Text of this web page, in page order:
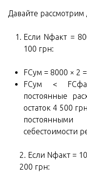
Давайте рассмотрим
Если Nфакт =
100 грн:
FCум = 8000 × 2
FCум <
постоянные
остаток 4 500
постоянными
себестоимости
2. Если Nфакт =
200 грн: